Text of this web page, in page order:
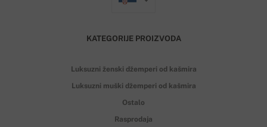
KATEGORIJE PROIZVODA
Luksuzni ženski džemperi od kašmira
Luksuzni muški džemperi od kašmira
Ostalo
Rasprodaja